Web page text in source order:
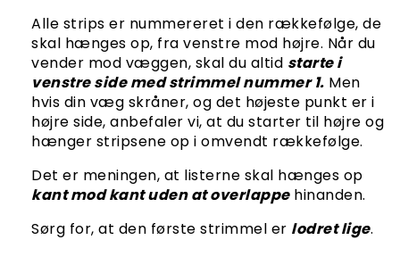
Alle strips er nummereret i den rækkefølge, de
skal hænges op, fra venstre mod højre. Når du
vender mod væggen, skal du altid starte i
venstre side med strimmel nummer 1. Men
hvis din væg skråner, og det højeste punkt er i
højre side, anbefaler vi, at du starter til højre og
hænger stripsene op i omvendt rækkefølge.
Det er meningen, at listerne skal hænges op
kant mod kant uden at overlappehinanden.
Sørg for, at den første strimmel er lodret lige.